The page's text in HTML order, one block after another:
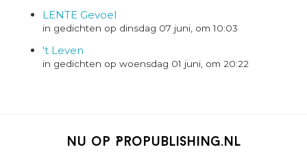
LENTE Gevoel
in gedichten op dinsdag 07 juni, om 10:03
't Leven
in gedichten op woensdag 01 juni, om 20:22
Nu op Propublishing.nl